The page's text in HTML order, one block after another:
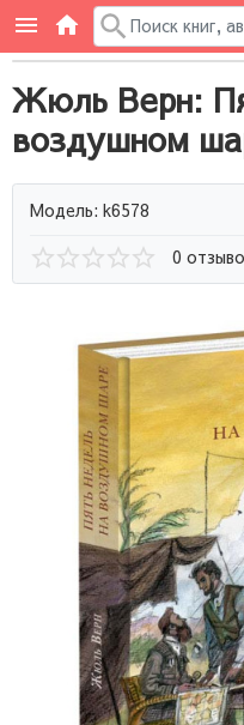
Жюль Верн:
воздушном
Модель: k6578
0